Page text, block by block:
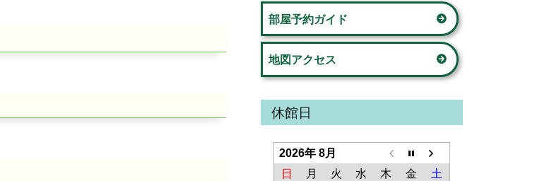
美しが丘公園こどもログハウス
新石川スポーツ会館
さつきが丘コミュニティハウス
山内コミュニティハウス
部屋予約ガイド
地図アクセス
休館日
2026年 8月
日
月 火 水 木 金
土